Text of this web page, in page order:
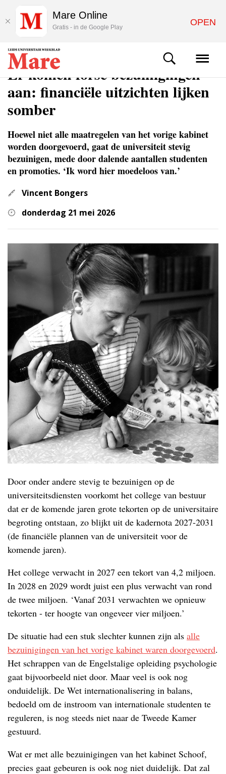
NIEUWS
Er komen forse bezuinigingen
aan: financiële uitzichten lijken
somber
Hoewel niet alle maatregelen van het vorige kabinet
worden doorgevoerd, gaat de universiteit stevig
bezuinigen, mede door dalende aantallen studenten
en promoties. ‘Ik word hier moedeloos van.’
Vincent Bongers
donderdag 21 mei 2026
Door onder andere stevig te bezuinigen op de
universiteitsdiensten voorkomt het college van bestuur
dat er de komende jaren grote tekorten op de universitaire
begroting ontstaan, zo blijkt uit de kadernota 2027-2031
(de financiële plannen van de universiteit voor de
komende jaren).
Het college verwacht in 2027 een tekort van 4,2 miljoen.
In 2028 en 2029 wordt juist een plus verwacht van rond
de twee miljoen. ‘Vanaf 2031 verwachten we opnieuw
tekorten - ter hoogte van ongeveer vier miljoen.’
De situatie had een stuk slechter kunnen zijn als alle
bezuinigingen van het vorige kabinet waren doorgevoerd.
Het schrappen van de Engelstalige opleiding psychologie
gaat bijvoorbeeld niet door. Maar veel is ook nog
onduidelijk. De Wet internationalisering in balans,
bedoeld om de instroom van internationale studenten te
reguleren, is nog steeds niet naar de Tweede Kamer
gestuurd.
Wat er met alle bezuinigingen van het kabinet Schoof,
precies gaat gebeuren is ook nog niet duidelijk. Dat zal
Mare Online
Gratis - in de Google Play OPEN